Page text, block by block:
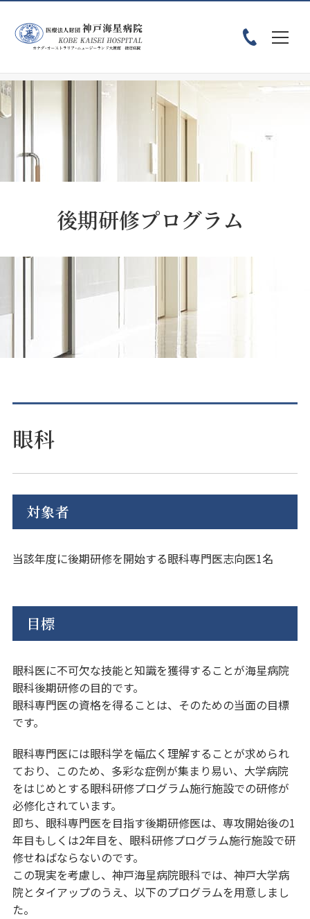
後期研修プログラム
眼科
対象者
当該年度に後期研修を開始する眼科専門医志向医1名
目標
眼科医に不可欠な技能と知識を獲得することが海星病院
眼科後期研修の目的です。
眼科専門医の資格を得ることは、そのための当面の目標
です。
眼科専門医には眼科学を幅広く理解することが求められ
ており、このため、多彩な症例が集まり易い、大学病院
をはじめとする眼科研修プログラム施行施設での研修が
必修化されています。
即ち、眼科専門医を目指す後期研修医は、専攻開始後の1
年目もしくは2年目を、眼科研修プログラム施行施設で研
修せねばならないのです。
この現実を考慮し、神戸海星病院眼科では、神戸大学病
院とタイアップのうえ、以下のプログラムを用意しまし
た。